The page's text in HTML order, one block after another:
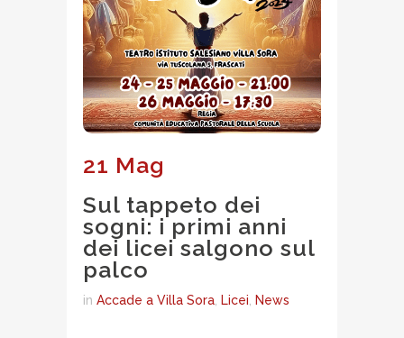
21 Mag
Sul tappeto dei
sogni: i primi anni
dei licei salgono sul
palco
in Accade a Villa Sora, Licei, News